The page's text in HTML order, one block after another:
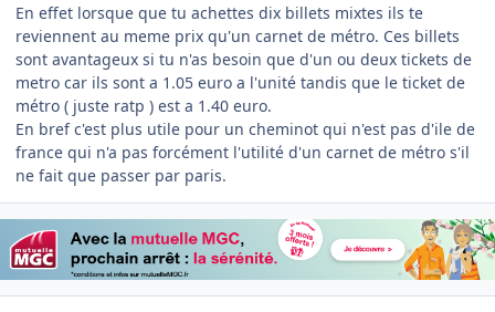
En effet lorsque que tu achettes dix billets mixtes ils te
reviennent au meme prix qu'un carnet de métro. Ces billets
sont avantageux si tu n'as besoin que d'un ou deux tickets de
metro car ils sont a 1.05 euro a l'unité tandis que le ticket de
métro ( juste ratp ) est a 1.40 euro.
En bref c'est plus utile pour un cheminot qui n'est pas d'ile de
france qui n'a pas forcément l'utilité d'un carnet de métro s'il
ne fait que passer par paris.